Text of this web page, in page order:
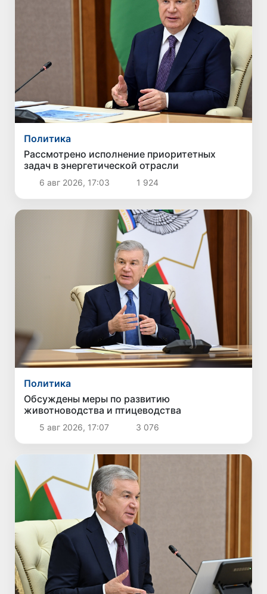
Политика
Рассмотрено исполнение приоритетных
задач в энергетической отрасли
6 авг 2026, 17:03 1 924
Политика
Обсуждены меры по развитию
животноводства и птицеводства
5 авг 2026, 17:07 3 076